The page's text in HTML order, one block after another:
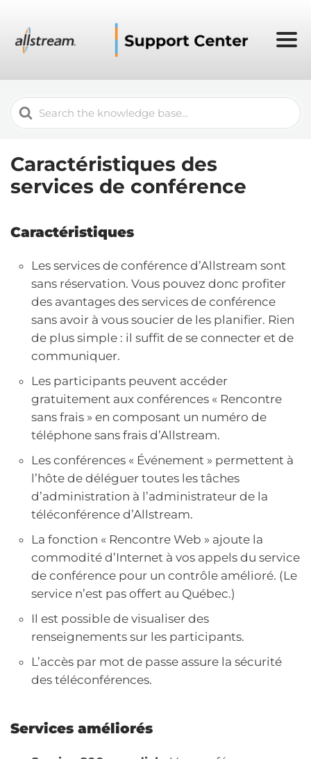
Search
For
Caractéristiques des
services de conférence
Caractéristiques
Les services de conférence d’Allstream sont
sans réservation. Vous pouvez donc profiter
des avantages des services de conférence
sans avoir à vous soucier de les planifier. Rien
de plus simple : il suffit de se connecter et de
communiquer.
Les participants peuvent accéder
gratuitement aux conférences « Rencontre
sans frais » en composant un numéro de
téléphone sans frais d’Allstream.
Les conférences « Événement » permettent à
l’hôte de déléguer toutes les tâches
d’administration à l’administrateur de la
téléconférence d’Allstream.
La fonction « Rencontre Web » ajoute la
commodité d’Internet à vos appels du service
de conférence pour un contrôle amélioré. (Le
service n’est pas offert au Québec.)
Il est possible de visualiser des
renseignements sur les participants.
L’accès par mot de passe assure la sécurité
des téléconférences.
Services améliorés